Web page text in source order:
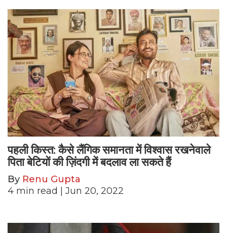
पहली किस्त: कैसे लैंगिक समानता में विश्वास रखनेवाले
पिता बेटियों की ज़िंदगी में बदलाव ला सकते हैं
By Renu Gupta
4 min read | Jun 20, 2022